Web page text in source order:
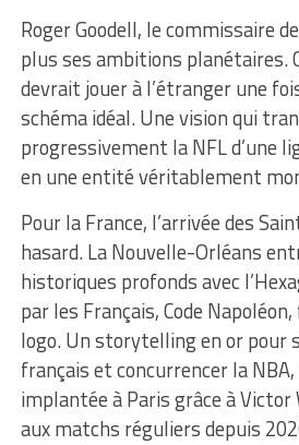
Roger Goodell, le commissaire
plus ses ambitions planétaires.
devrait jouer à l’étranger une
schéma idéal. Une vision qui
progressivement la NFL d’une
en une entité véritablement
Pour la France, l’arrivée des
hasard. La Nouvelle-Orléans
historiques profonds avec
par les Français, Code
logo. Un storytelling en or pour
français et concurrencer la
implantée à Paris grâce à
aux matchs réguliers depuis